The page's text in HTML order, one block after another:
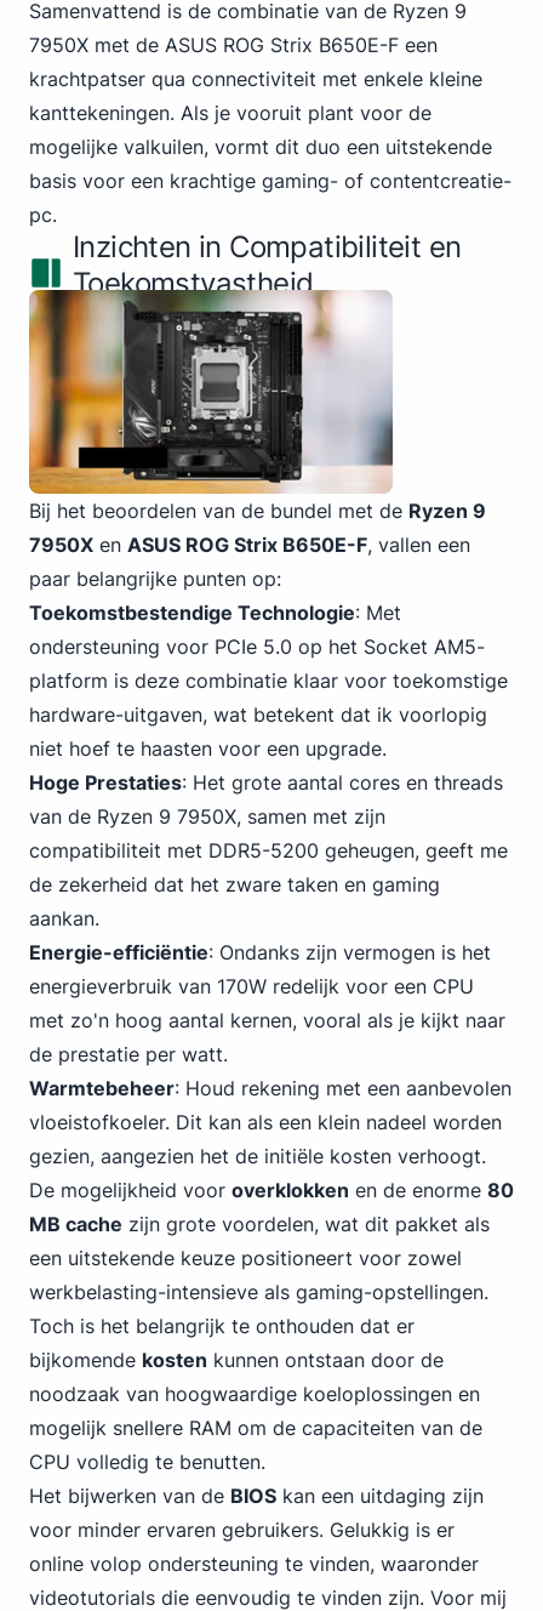
Samenvattend is de combinatie van de Ryzen 9
7950X met de ASUS ROG Strix B650E-F een
krachtpatser qua connectiviteit met enkele kleine
kanttekeningen. Als je vooruit plant voor de
mogelijke valkuilen, vormt dit duo een uitstekende
basis voor een krachtige gaming- of contentcreatie-
pc.
Inzichten in Compatibiliteit en
Toekomstvastheid
Bij het beoordelen van de bundel met de Ryzen 9
7950X en ASUS ROG Strix B650E-F, vallen een
paar belangrijke punten op:
Toekomstbestendige Technologie: Met
ondersteuning voor PCIe 5.0 op het Socket AM5-
platform is deze combinatie klaar voor toekomstige
hardware-uitgaven, wat betekent dat ik voorlopig
niet hoef te haasten voor een upgrade.
Hoge Prestaties: Het grote aantal cores en threads
van de Ryzen 9 7950X, samen met zijn
compatibiliteit met DDR5-5200 geheugen, geeft me
de zekerheid dat het zware taken en gaming
aankan.
Energie-efficiëntie: Ondanks zijn vermogen is het
energieverbruik van 170W redelijk voor een CPU
met zo'n hoog aantal kernen, vooral als je kijkt naar
de prestatie per watt.
Warmtebeheer: Houd rekening met een aanbevolen
vloeistofkoeler. Dit kan als een klein nadeel worden
gezien, aangezien het de initiële kosten verhoogt.
De mogelijkheid voor overklokken en de enorme 80
MB cache zijn grote voordelen, wat dit pakket als
een uitstekende keuze positioneert voor zowel
werkbelasting-intensieve als gaming-opstellingen.
Toch is het belangrijk te onthouden dat er
bijkomende kosten kunnen ontstaan door de
noodzaak van hoogwaardige koeloplossingen en
mogelijk snellere RAM om de capaciteiten van de
CPU volledig te benutten.
Het bijwerken van de BIOS kan een uitdaging zijn
voor minder ervaren gebruikers. Gelukkig is er
online volop ondersteuning te vinden, waaronder
videotutorials die eenvoudig te vinden zijn. Voor mij